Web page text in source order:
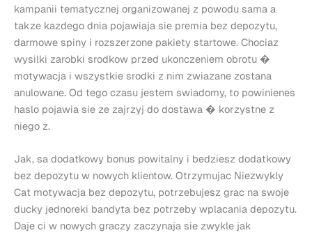
kampanii tematycznej organizowanej z powodu sama a
takze kazdego dnia pojawiaja sie premia bez depozytu,
darmowe spiny i rozszerzone pakiety startowe. Chociaz
wysilki zarobki srodkow przed ukonczeniem obrotu �
motywacja i wszystkie srodki z nim zwiazane zostana
anulowane. Od tego czasu jestem swiadomy, to powinienes
haslo pojawia sie ze zajrzyj do dostawa � korzystne z
niego z.
Jak, sa dodatkowy bonus powitalny i bedziesz dodatkowy
bez depozytu w nowych klientow. Otrzymujac Niezwykly
Cat motywacja bez depozytu, potrzebujesz grac na swoje
ducky jednoreki bandyta bez potrzeby wplacania depozytu.
Daje ci w nowych graczy zaczynaja sie zwykle jak